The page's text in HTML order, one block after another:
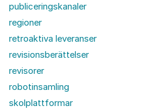
publiceringskanaler
regioner
retroaktiva leveranser
revisionsberättelser
revisorer
robotinsamling
skolplattformar